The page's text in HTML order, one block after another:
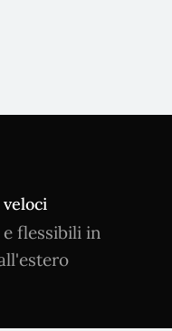
flessibili in